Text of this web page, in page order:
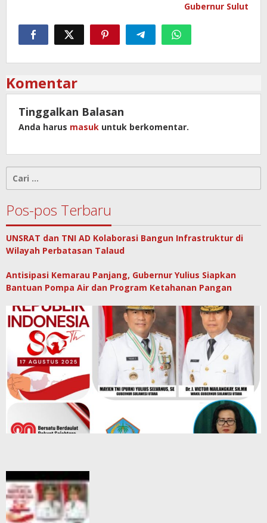
Gubernur Sulut
Komentar
Tinggalkan Balasan
Anda harus masuk untuk berkomentar.
untuk:
Pos-pos Terbaru
UNSRAT dan TNI AD Kolaborasi Bangun Infrastruktur di
Wilayah Perbatasan Talaud
Antisipasi Kemarau Panjang, Gubernur Yulius Siapkan
Bantuan Pompa Air dan Program Ketahanan Pangan